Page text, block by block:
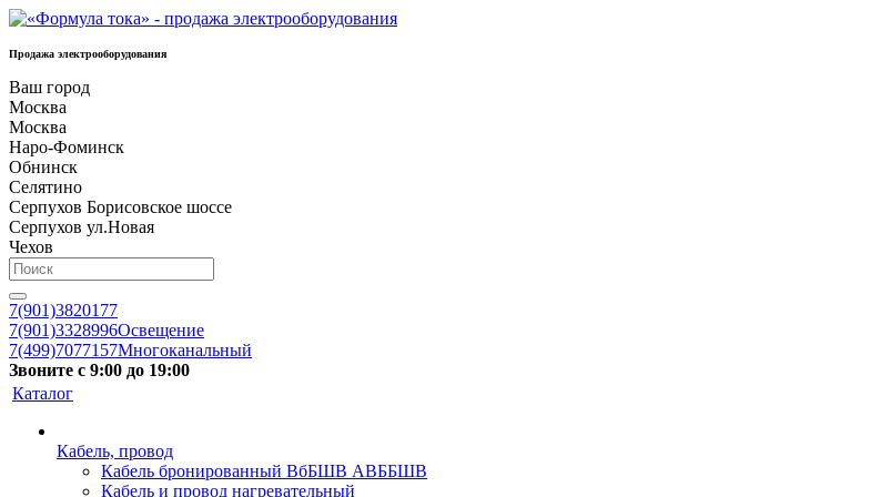
Продажа электрооборудования
Ваш город
Москва
Москва
Наро-Фоминск
Обнинск
Селятино
Серпухов Борисовское шоссе
Серпухов ул.Новая
Чехов
7(901)3820177
7(901)3328996Освещение
7(499)7077157Многоканальный
Звоните с 9:00 до 19:00
Каталог
Кабель, провод
Кабель бронированный ВбБШВ АВББШВ
Кабель и провод нагревательный